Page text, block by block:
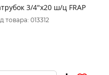
3/4"х20 ш/ц FRAP
товара: 013312